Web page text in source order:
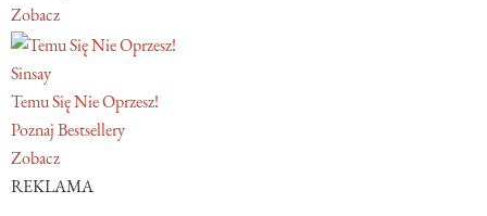
Zobacz
Sinsay
Temu Się Nie Oprzesz!
Poznaj Bestsellery
Zobacz
REKLAMA